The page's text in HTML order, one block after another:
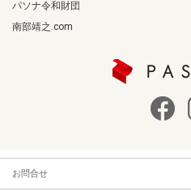
パソナ令和財団
南部靖之.com
お問合せ